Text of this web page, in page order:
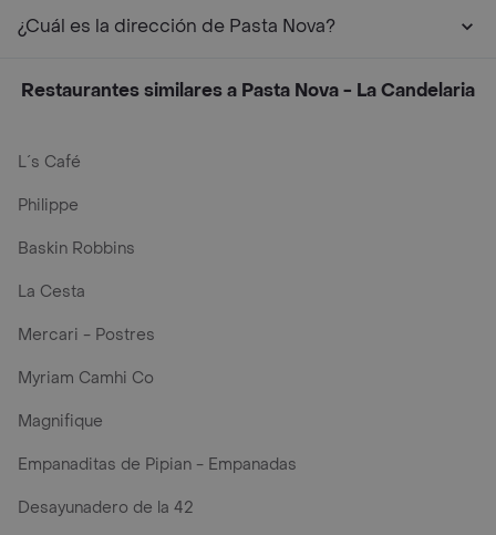
¿Cuál es la dirección de Pasta Nova?
Restaurantes similares a Pasta Nova - La Candelaria
L´s Café
Philippe
Baskin Robbins
La Cesta
Mercari - Postres
Myriam Camhi Co
Magnifique
Empanaditas de Pipian - Empanadas
Desayunadero de la 42